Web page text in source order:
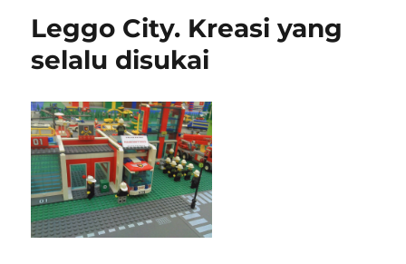
Leggo City. Kreasi yang
selalu disukai